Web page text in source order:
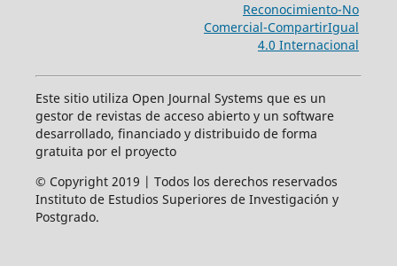
Reconocimiento-No
Comercial-CompartirIgual
4.0 Internacional
Este sitio utiliza Open Journal Systems que es un
gestor de revistas de acceso abierto y un software
desarrollado, financiado y distribuido de forma
gratuita por el proyecto
© Copyright 2019 | Todos los derechos reservados
Instituto de Estudios Superiores de Investigación y
Postgrado.